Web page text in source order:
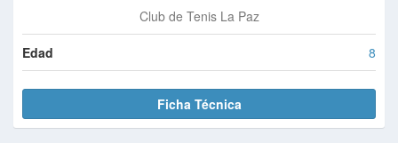
Club de Tenis La Paz
Edad 8
Ficha Técnica